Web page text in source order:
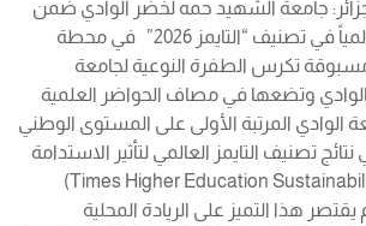
جامعة الشهيد حمه لخضر الوادي ضمن
أفضل 300 جامعة عالمياً في تصنيف “التايمز 2026” في محطة
مسبوقة تكرس الطفرة النوعية لجامعة
وتضعها في مصاف الحواضر العلمية
الوادي المرتبة الأولى على المستوى الوطني
تصنيف التايمز العالمي لتأثير الاستدامة
(Times Higher Education Sustainability Impact Ratings)
عام 2026. ولم يقتصر هذا التميز على الريادة المحلية